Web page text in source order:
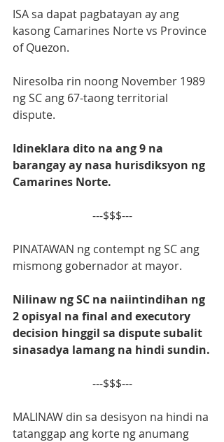
ISA sa dapat pagbatayan ay ang
kasong Camarines Norte vs Province
of Quezon.
Niresolba rin noong November 1989
ng SC ang 67-taong territorial
dispute.
Idineklara dito na ang 9 na
barangay ay nasa hurisdiksyon ng
Camarines Norte.
---$$$---
PINATAWAN ng contempt ng SC ang
mismong gobernador at mayor.
Nilinaw ng SC na naiintindihan ng
2 opisyal na final and executory
decision hinggil sa dispute subalit
sinasadya lamang na hindi sundin.
---$$$---
MALINAW din sa desisyon na hindi na
tatanggap ang korte ng anumang